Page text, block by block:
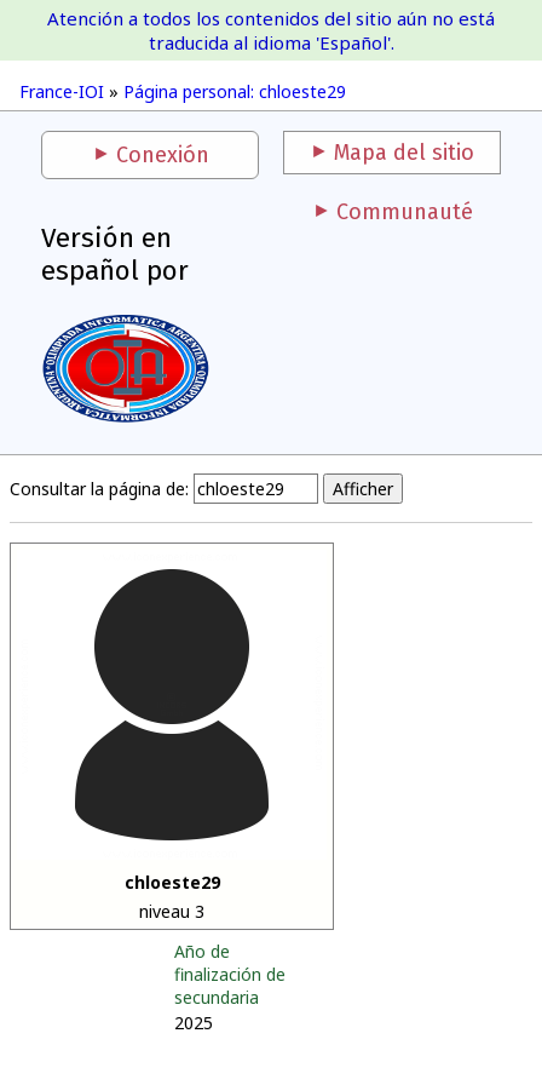
France-IOI
France-IOI » Página personal: chloeste29
Atención a todos los contenidos del sitio aún no está
traducida al idioma 'Español'.
Conexión Mapa del sitio
Versión en
español por
Communauté
Consultar la página de:
chloeste29
niveau 3
Año de
finalización de
secundaria
2025